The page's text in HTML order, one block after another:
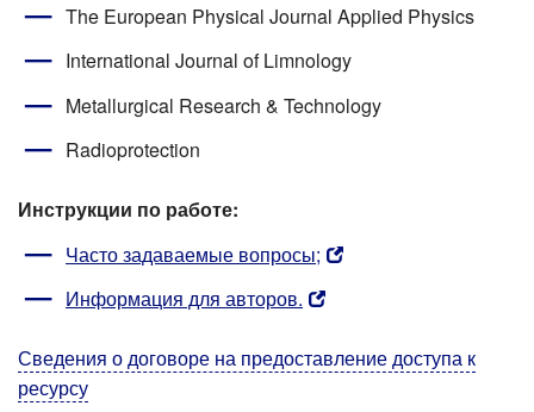
The European Physical Journal Applied Physics
International Journal of Limnology
Metallurgical Research & Technology
Radioprotection
Инструкции по работе:
Часто задаваемые вопросы;
Информация для авторов.
Сведения о договоре на предоставление доступа к
ресурсу